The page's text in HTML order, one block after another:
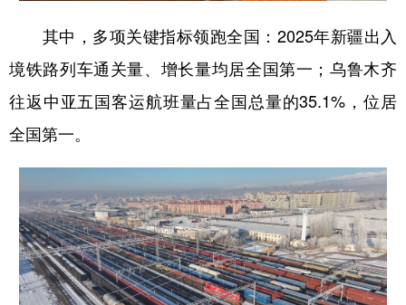
其中，多项关键指标领跑全国：2025年新疆出入
境铁路列车通关量、增长量均居全国第一；乌鲁木齐
往返中亚五国客运航班量占全国总量的35.1%，位居
全国第一。